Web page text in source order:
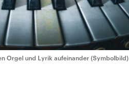
Orgel und Lyrik aufeinander (Symbolbild)